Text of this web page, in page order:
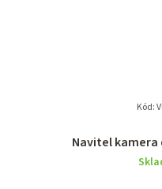
Navitel kamera
Kód: